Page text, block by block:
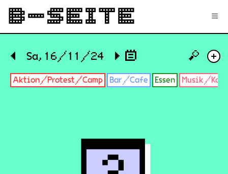
≡
◀ Sa, 16/11/24 ▶ +
🔎
Aktion/Protest/Camp Bar/Cafe Essen Musik/